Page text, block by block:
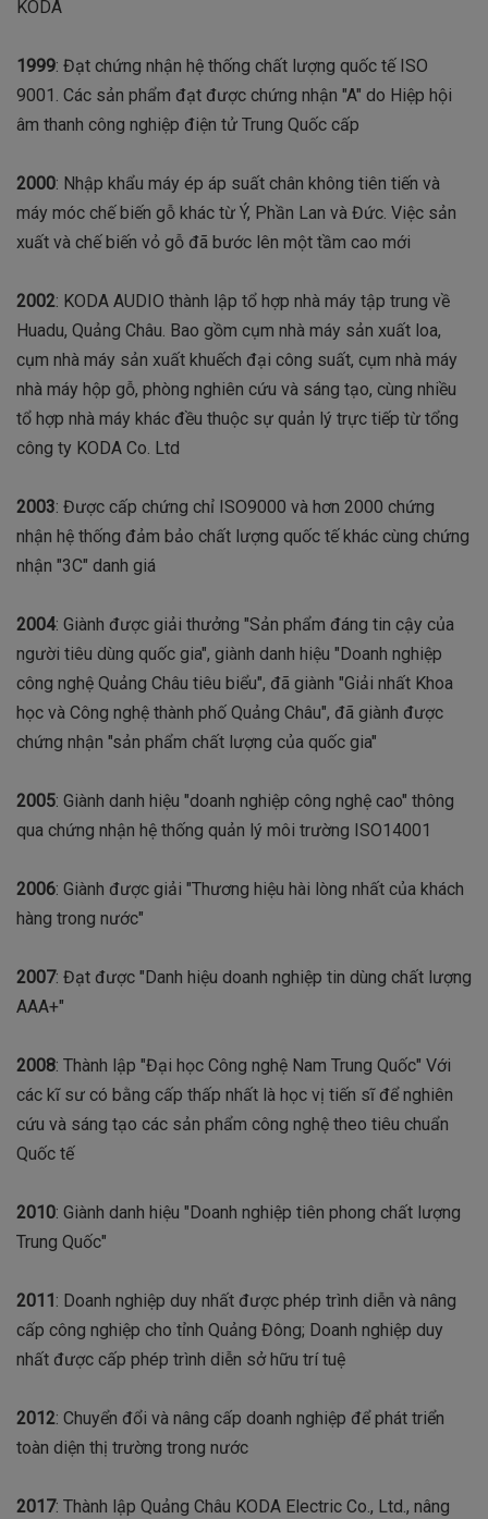
KODA
1999: Đạt chứng nhận hệ thống chất lượng quốc tế ISO
9001. Các sản phẩm đạt được chứng nhận "A" do Hiệp hội
âm thanh công nghiệp điện tử Trung Quốc cấp
2000: Nhập khẩu máy ép áp suất chân không tiên tiến và
máy móc chế biến gỗ khác từ Ý, Phần Lan và Đức. Việc sản
xuất và chế biến vỏ gỗ đã bước lên một tầm cao mới
2002: KODA AUDIO thành lập tổ hợp nhà máy tập trung về
Huadu, Quảng Châu. Bao gồm cụm nhà máy sản xuất loa,
cụm nhà máy sản xuất khuếch đại công suất, cụm nhà máy
nhà máy hộp gỗ, phòng nghiên cứu và sáng tạo, cùng nhiều
tổ hợp nhà máy khác đều thuộc sự quản lý trực tiếp từ tổng
công ty KODA Co. Ltd
2003: Được cấp chứng chỉ ISO9000 và hơn 2000 chứng
nhận hệ thống đảm bảo chất lượng quốc tế khác cùng chứng
nhận "3C" danh giá
2004: Giành được giải thưởng "Sản phẩm đáng tin cậy của
người tiêu dùng quốc gia", giành danh hiệu "Doanh nghiệp
công nghệ Quảng Châu tiêu biểu", đã giành "Giải nhất Khoa
học và Công nghệ thành phố Quảng Châu", đã giành được
chứng nhận "sản phẩm chất lượng của quốc gia"
2005: Giành danh hiệu "doanh nghiệp công nghệ cao" thông
qua chứng nhận hệ thống quản lý môi trường ISO14001
2006: Giành được giải "Thương hiệu hài lòng nhất của khách
hàng trong nước"
2007: Đạt được "Danh hiệu doanh nghiệp tin dùng chất lượng
AAA+"
2008: Thành lập "Đại học Công nghệ Nam Trung Quốc" Với
các kĩ sư có bằng cấp thấp nhất là học vị tiến sĩ để nghiên
cứu và sáng tạo các sản phẩm công nghệ theo tiêu chuẩn
Quốc tế
2010: Giành danh hiệu "Doanh nghiệp tiên phong chất lượng
Trung Quốc"
2011: Doanh nghiệp duy nhất được phép trình diễn và nâng
cấp công nghiệp cho tỉnh Quảng Đông; Doanh nghiệp duy
nhất được cấp phép trình diễn sở hữu trí tuệ
2012: Chuyển đổi và nâng cấp doanh nghiệp để phát triển
toàn diện thị trường trong nước
2017: Thành lập Quảng Châu KODA Electric Co., Ltd., nâng